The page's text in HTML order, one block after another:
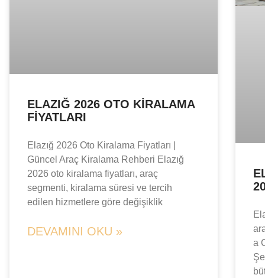
ELAZIĞ 2026 OTO KIRALAMA
FIYATLARI
Elazığ 2026 Oto Kiralama Fiyatları |
Güncel Araç Kiralama Rehberi Elazığ
2026 oto kiralama fiyatları, araç
segmenti, kiralama süresi ve tercih
edilen hizmetlere göre değişiklik
DEVAMINI OKU »
a